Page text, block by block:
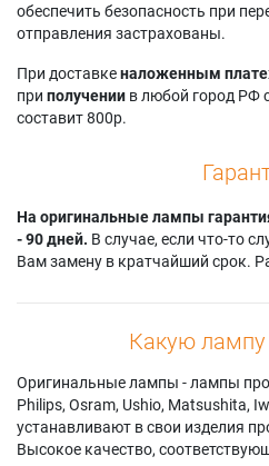
обеспечить безопасность при
отправления застрахованы.
При доставкеналоженным
при получении в любой город РФ
составит 800р.
На оригинальные лампы
- 90 дней. В случае, если что-то
Вам замену в кратчайший срок.
Какую
Оригинальные лампы - лампы
Philips, Osram, Ushio, Matsushita,
устанавливают в свои изделия
Высокое качество,